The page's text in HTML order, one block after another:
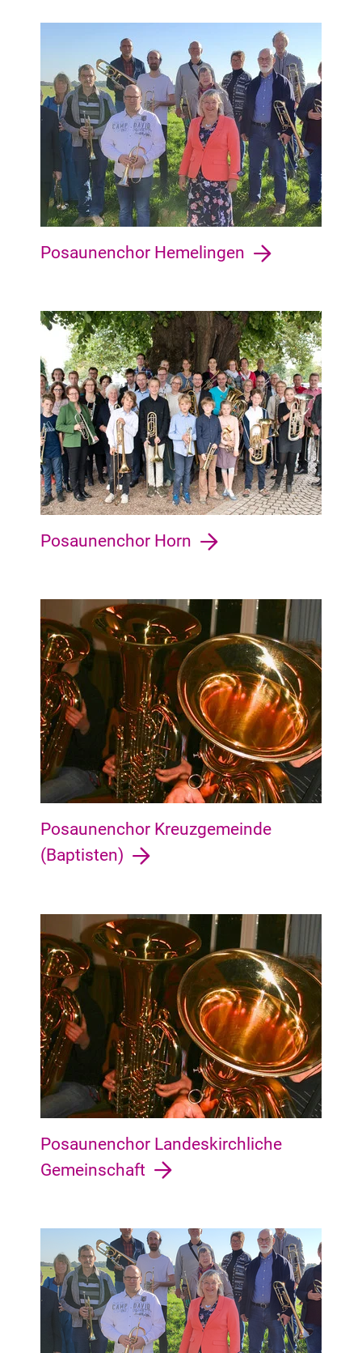
Hemelingen Hastedt, Arbergen, Sebaldsbrück, Hemelingen,
Posaunenchor Hemelingen
Horn-Lehe Horn, Lehe, Lehesterdeich
Posaunenchor Horn
Schwachhausen Neu-Schwachhausen, Bürgerpark, Barkhof,
Posaunenchor Kreuzgemeinde
(Baptisten)
Walle Walle, Utbremen, Steffensweg, Westend,
Posaunenchor Landeskirchliche
Gemeinschaft
Hemelingen Hastedt, Arbergen, Sebaldsbrück, Hemelingen,